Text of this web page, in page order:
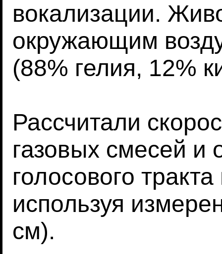
вокализации.
окружающим
(88% гелия, 12%
Рассчитали
газовых смесей и
голосового
используя
см).